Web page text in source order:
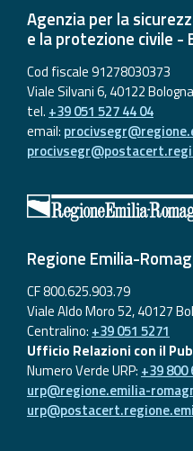
Agenzia per la
e la protezione civile -
Cod fiscale 91278030373
Viale Silvani 6, 40122 Bologna
tel. +39 051 527 44 04
email:
Regione Emilia-
CF 800.625.903.79
Viale Aldo Moro 52, 40127
Centralino: +39 051 5271
Ufficio Relazioni con il
Numero Verde URP: +39 800
urp@regione.emilia-